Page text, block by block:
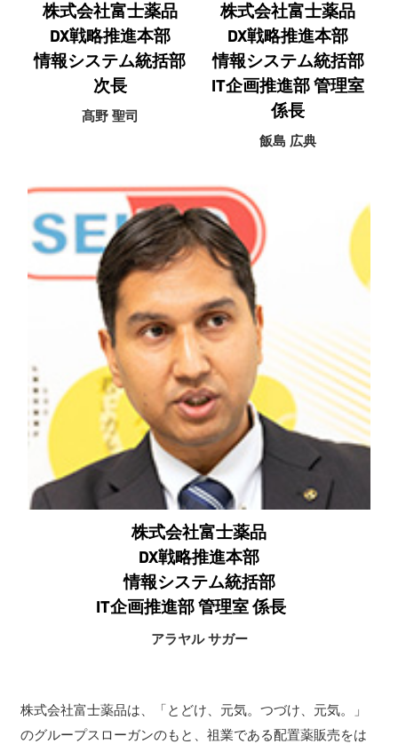
株式会社富士薬品
DX戦略推進本部
情報システム統括部
次長
髙野 聖司
株式会社富士薬品
DX戦略推進本部
情報システム統括部
IT企画推進部 管理室
係長
飯島 広典
株式会社富士薬品
DX戦略推進本部
情報システム統括部
IT企画推進部 管理室 係長
アラヤル サガー
株式会社富士薬品は、「とどけ、元気。つづけ、元気。」
のグループスローガンのもと、祖業である配置薬販売をは